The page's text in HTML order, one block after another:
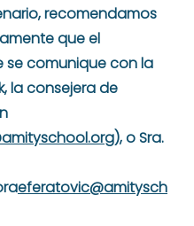
recomendamos
que el
se comunique con la
la consejera de
), o Sra.
eferatovic@amitysch